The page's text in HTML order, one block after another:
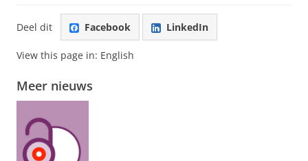
Deel dit Facebook LinkedIn
View this page in: English
Meer nieuws